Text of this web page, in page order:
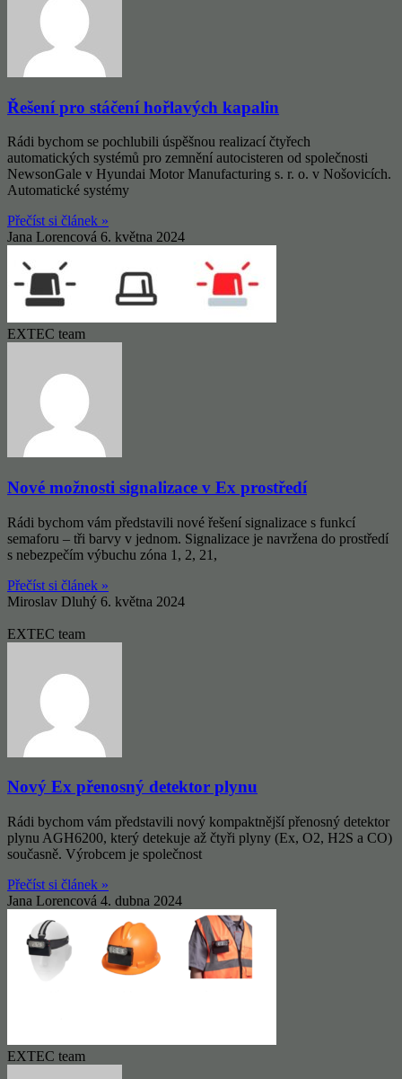
Řešení pro stáčení hořlavých kapalin
Rádi bychom se pochlubili úspěšnou realizací čtyřech
automatických systémů pro zemnění autocisteren od společnosti
NewsonGale v Hyundai Motor Manufacturing s. r. o. v Nošovicích.
Automatické systémy
Přečíst si článek »
Jana Lorencová 6. května 2024
EXTEC team
Nové možnosti signalizace v Ex prostředí
Rádi bychom vám představili nové řešení signalizace s funkcí
semaforu – tři barvy v jednom. Signalizace je navržena do prostředí
s nebezpečím výbuchu zóna 1, 2, 21,
Přečíst si článek »
Miroslav Dluhý 6. května 2024
EXTEC team
Nový Ex přenosný detektor plynu
Rádi bychom vám představili nový kompaktnější přenosný detektor
plynu AGH6200, který detekuje až čtyři plyny (Ex, O2, H2S a CO)
současně. Výrobcem je společnost
Přečíst si článek »
Jana Lorencová 4. dubna 2024
EXTEC team